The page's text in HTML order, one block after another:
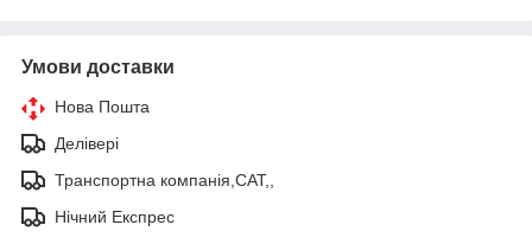
Умови доставки
Нова Пошта
Делівері
Транспортна компанія,САТ,,
Нічний Експрес